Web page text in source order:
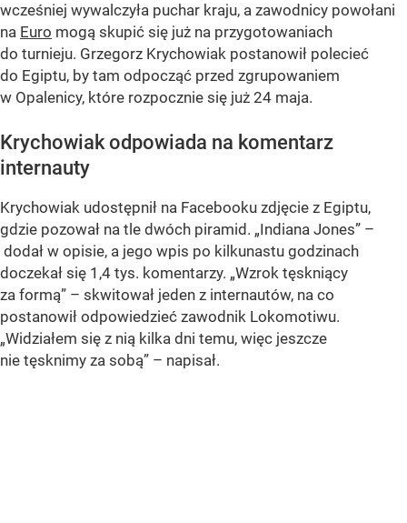
wcześniej wywalczyła puchar kraju, a zawodnicy powołani
na Euro mogą skupić się już na przygotowaniach
do turnieju. Grzegorz Krychowiak postanowił polecieć
do Egiptu, by tam odpocząć przed zgrupowaniem
w Opalenicy, które rozpocznie się już 24 maja.
Krychowiak odpowiada na komentarz
internauty
Krychowiak udostępnił na Facebooku zdjęcie z Egiptu,
gdzie pozował na tle dwóch piramid. „Indiana Jones” –
dodał w opisie, a jego wpis po kilkunastu godzinach
doczekał się 1,4 tys. komentarzy. „Wzrok tęskniący
za formą” – skwitował jeden z internautów, na co
postanowił odpowiedzieć zawodnik Lokomotiwu.
„Widziałem się z nią kilka dni temu, więc jeszcze
nie tęsknimy za sobą” – napisał.